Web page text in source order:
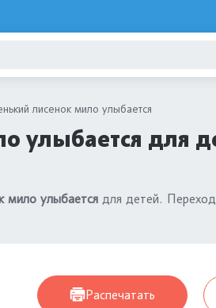
лисенок мило улыбается
улыбается для
мило улыбается для детей.
Распечатать